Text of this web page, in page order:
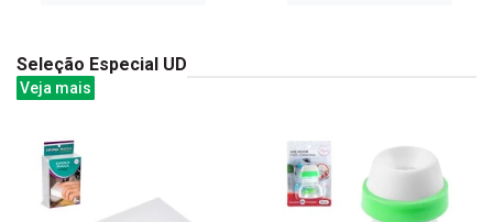
Seleção Especial UD
Veja mais